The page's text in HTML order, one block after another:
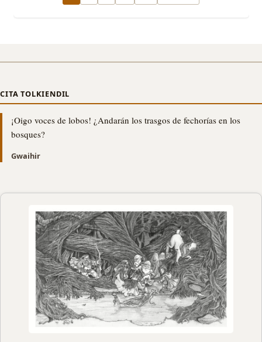
CITA TOLKIENDIL
¡Oigo voces de lobos! ¿Andarán los trasgos de fechorías en los
bosques?
Gwaihir